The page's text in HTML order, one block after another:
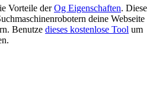
Vorteile derOg Eigenschaften. Diese
deine Webseite
Benutze dieses kostenlose Tool um